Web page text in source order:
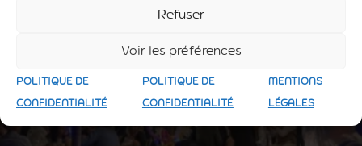
Refuser
Voir les préférences
POLITIQUE DE
CONFIDENTIALITÉ
POLITIQUE DE
CONFIDENTIALITÉ
MENTIONS
LÉGALES